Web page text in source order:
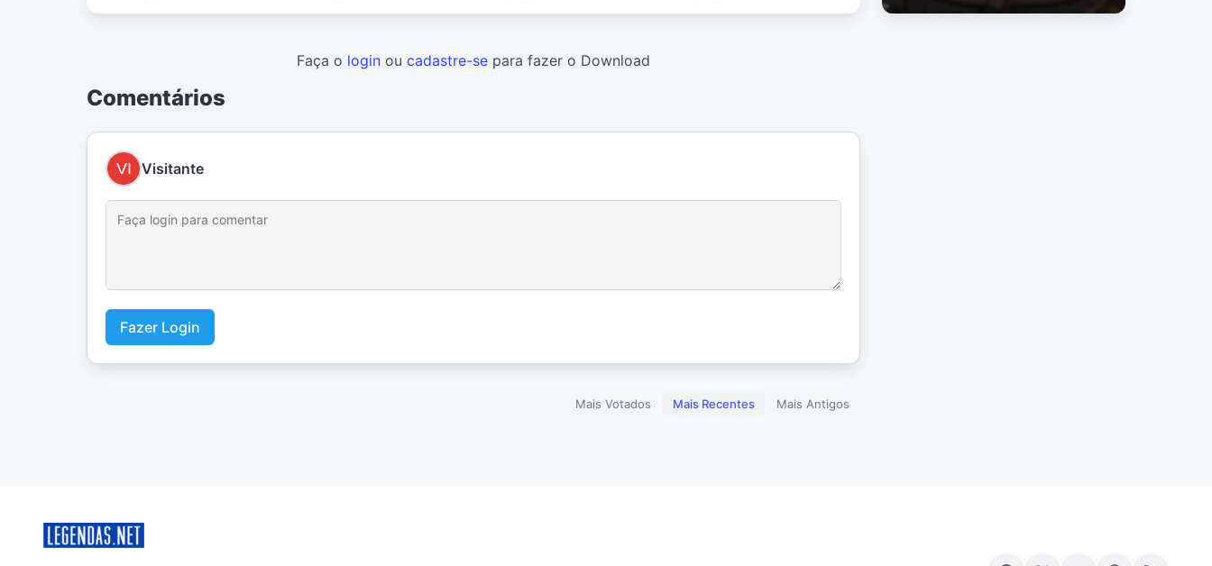
Faça o login ou cadastre-se para fazer o Download
Comentários
Visitante
Fazer Login
Mais Votados Mais Recentes Mais Antigos